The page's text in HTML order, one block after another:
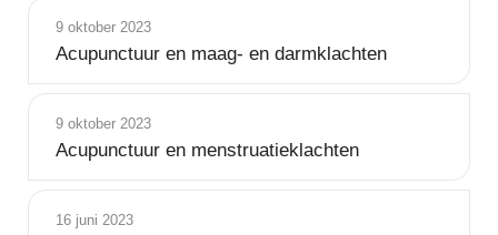
9 oktober 2023
Acupunctuur en maag- en darmklachten
9 oktober 2023
Acupunctuur en menstruatieklachten
16 juni 2023